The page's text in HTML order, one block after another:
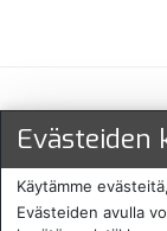
Evästeiden
Käytämme
Evästeiden avulla